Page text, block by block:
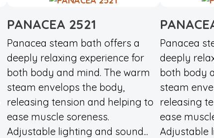
PANACEA 2521
Panacea steam bath offers a
deeply relaxing experience for
both body and mind. The warm
steam envelops the body,
releasing tension and helping to
ease muscle soreness.
Adjustable lighting and sound...
Panacea
deeply
both body
steam
releasing
ease
Adjustable